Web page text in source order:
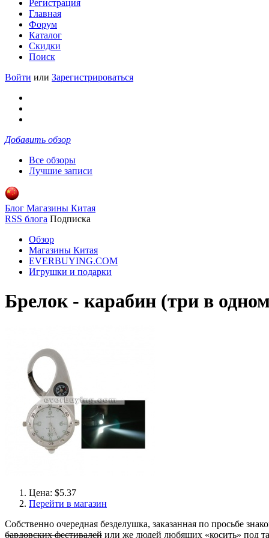
Регистрация
Главная
Форум
Каталог
Скидки
Поиск
Войти или Зарегистрироваться
Добавить обзор
Все обзоры
Лучшие записи
Блог Магазины Китая
RSS блога Подписка
Обзор
Магазины Китая
EVERBUYING.COM
Игрушки и подарки
Брелок - карабин (три в
Цена: $5.37
Перейти в магазин
Собственно очередная безделушка, заказанная по просьбе
бардовских фестивалей или же людей любящих «косить» под